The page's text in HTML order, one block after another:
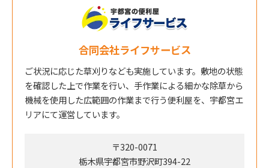
合同会社ライフサービス
ご状況に応じた草刈りなども実施しています。敷地の状態
を確認した上で作業を行い、手作業による細かな除草から
機械を使用した広範囲の作業まで行う便利屋を、宇都宮エ
リアにて運営しています。
〒320-0071
栃木県宇都宮市野沢町394-22